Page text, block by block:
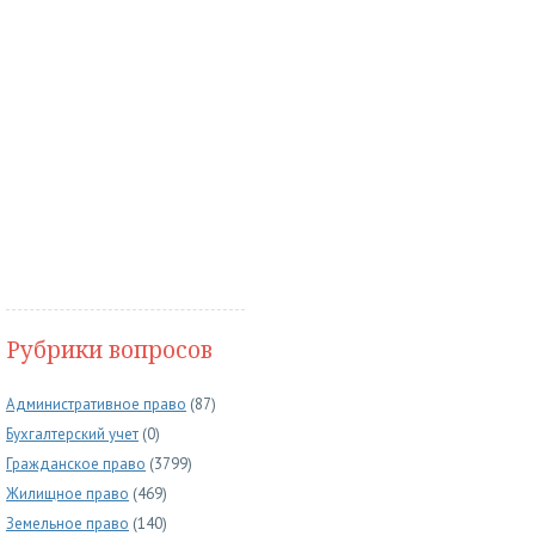
Рубрики вопросов
Административное право (87)
Бухгалтерский учет (0)
Гражданское право (3799)
Жилищное право (469)
Земельное право (140)